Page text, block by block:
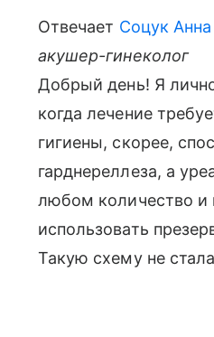
Отвечает Соцук Анна
акушер-гинеколог
Добрый день! Я
когда лечение
гигиены, скорее,
гарднереллеза, а
любом количество и
использовать
Такую схему не